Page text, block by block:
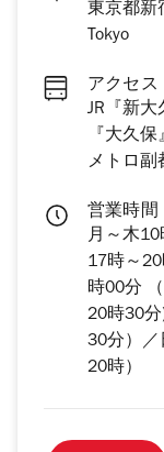
東京都新
Tokyo
アクセス
JR『新大
『大久
メトロ副
営業時間
月～木10
17時～
時00分
20時30
30分）／
20時）